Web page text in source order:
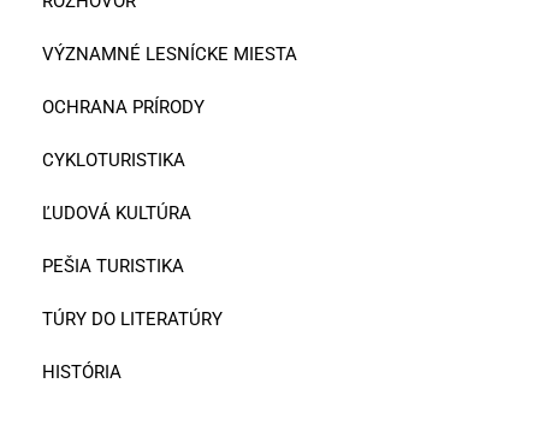
VÝZNAMNÉ LESNÍCKE MIESTA
OCHRANA PRÍRODY
CYKLOTURISTIKA
ĽUDOVÁ KULTÚRA
PEŠIA TURISTIKA
TÚRY DO LITERATÚRY
HISTÓRIA